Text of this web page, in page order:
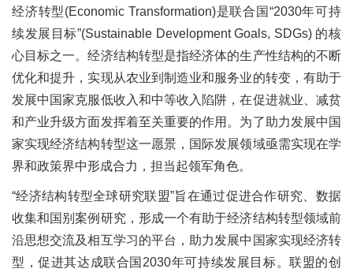
经济转型(Economic Transformation)是联合国“2030年可持
续发展目标”(Sustainable Development Goals, SDGs) 的核
心目标之一。经济结构转型是指经济体的生产性结构的不断
优化和提升，实现从农业到制造业和服务业的转变，有助于
发展中国家克服低收入和中等收入陷阱，在促进就业、减贫
和产业升级方面发挥着至关重要的作用。为了助力发展中国
家实现经济结构转型这一愿景，国际发展领域亟需实现在学
界和政策界中形成合力，担当起领军角色。
“经济结构转型全球研究联盟”旨在通过促进合作研究、数据
收集和国别案例研究，形成一个有助于经济结构转型领域前
沿思想交流及相互学习的平台，助力发展中国家实现经济转
型，促进其达成联合国2030年可持续发展目标。联盟的创